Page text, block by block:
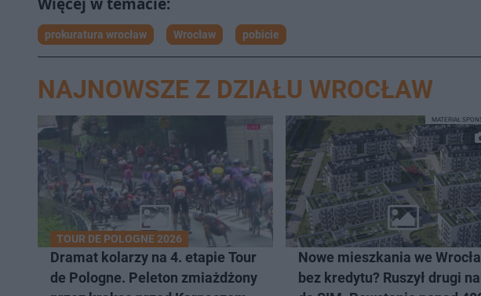
prokuratura wrocław Wrocław pobicie
NAJNOWSZE Z DZIAŁU WROCŁAW
TOUR DE POLOGNE 2026
Dramat kolarzy na 4. etapie Tour
de Pologne. Peleton zmiażdżony
Nowe mieszkania we
bez kredytu? Ruszył drugi
MATERIAŁ